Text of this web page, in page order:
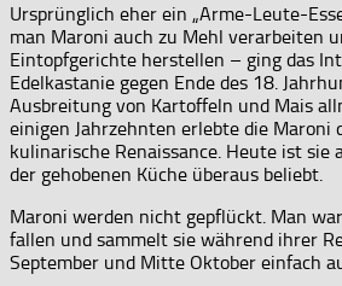
Ursprünglich eher ein „Arme-Leute-
man Maroni auch zu Mehl verarbeiten
Eintopfgerichte herstellen – ging das
Edelkastanie gegen Ende des 18.
Ausbreitung von Kartoffeln und Mais
einigen Jahrzehnten erlebte die Maroni
kulinarische Renaissance. Heute ist sie
der gehobenen Küche überaus beliebt.
Maroni werden nicht gepflückt. Man
fallen und sammelt sie während ihrer
September und Mitte Oktober einfach